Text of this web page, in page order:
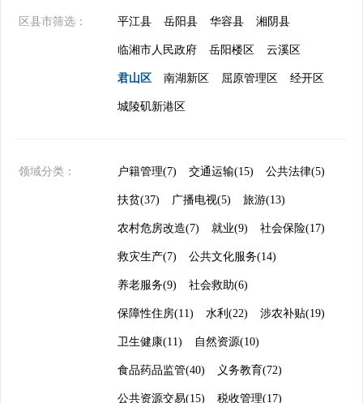
区县市筛选： 平江县 岳阳县 华容县 湘阴县
临湘市人民政府 岳阳楼区 云溪区
君山区 南湖新区 屈原管理区 经开区
城陵矶新港区
领域分类： 户籍管理(7) 交通运输(15) 公共法律(5)
扶贫(37) 广播电视(5) 旅游(13)
农村危房改造(7) 就业(9) 社会保险(17)
救灾生产(7) 公共文化服务(14)
养老服务(9) 社会救助(6)
保障性住房(11) 水利(22) 涉农补贴(19)
卫生健康(11) 自然资源(10)
食品药品监管(40) 义务教育(72)
公共资源交易(15) 税收管理(17)